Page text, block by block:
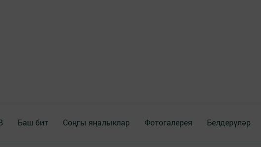
Баш бит Соңгы яңалыклар Фотогалерея Белдерүләр